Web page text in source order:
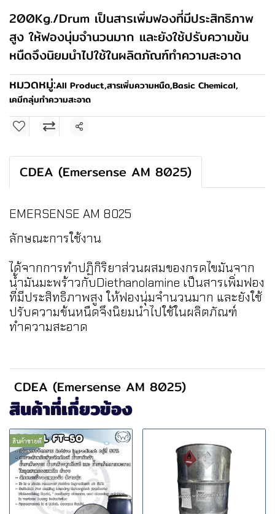
200Kg./Drum เป็นสารเพิ่มฟองที่มีประสิทธิภาพ
สูง ให้ฟองนุ่มจำนวนมาก และยังใช้ปรับความข้น
หนืดจึงนิยมนำไปใช้ในผลิตภัณฑ์ทำความสะอาด
หมวดหมู่:All Product,สารเพิ่มความหนืด,Basic Chemical,
เคมีกลุ่มทำความสะอาด
แชร์
CDEA (Emersense AM 8025)
EMERSENSE AM 8025
ลักษณะการใช้งาน
ได้จากการทำปฏิกิริยาส่วนผสมของกรดไขมันจาก
น้ำมันมะพร้าวกับDiethanolamine เป็นสารเพิ่มฟอง
ที่มีประสิทธิภาพสูง ให้ฟองนุ่มจำนวนมาก และยังใช้
ปรับความข้นหนืดจึงนิยมนำไปใช้ในผลิตภัณฑ์
ทำความสะอาด
CDEA (Emersense AM 8025)
สินค้าที่เกี่ยวข้อง
สินค้าขายดี